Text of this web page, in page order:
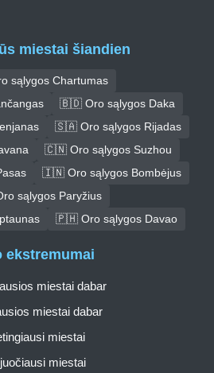
miestai šiandien
sąlygos Chartumas
🇧🇩 Oro sąlygos Daka
🇸🇦 Oro sąlygos Rijadas
🇨🇳 Oro sąlygos Suzhou
🇮🇳 Oro sąlygos Bombėjus
sąlygos Paryžius
🇵🇭 Oro sąlygos Davao
ekstremumai
miestai dabar
miestai dabar
miestai
miestai